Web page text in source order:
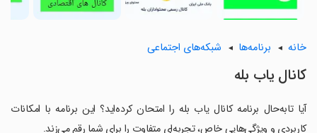
خانه برنامه‌ها شبکه‌های اجتماعی
کانال یاب بله
آیا تابه‌حال برنامه کانال یاب بله را امتحان کرده‌اید؟ این برنامه با امکانات
کاربردی و ویژگی‌هایی خاص، تجربه‌ای متفاوت را برای شما رقم می‌زند.